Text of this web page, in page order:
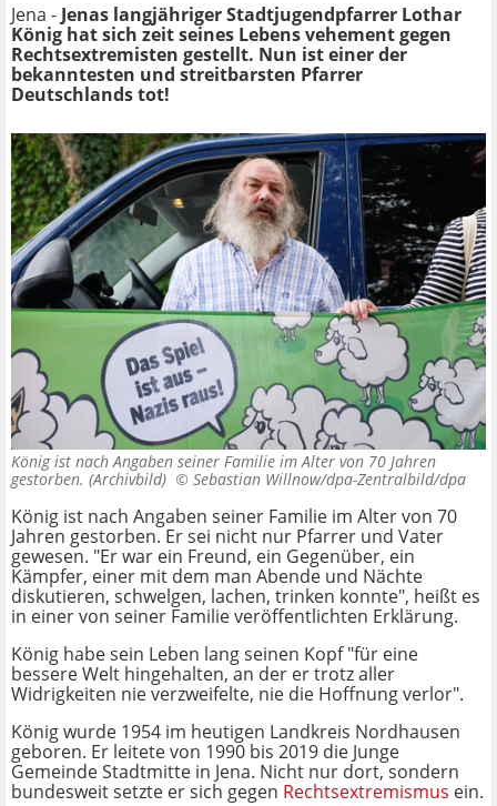
Jena - Jenas langjähriger Stadtjugendpfarrer Lothar
König hat sich zeit seines Lebens vehement gegen
Rechtsextremisten gestellt. Nun ist einer der
bekanntesten und streitbarsten Pfarrer
Deutschlands tot!
König ist nach Angaben seiner Familie im Alter von 70 Jahren
gestorben. (Archivbild) © Sebastian Willnow/dpa-Zentralbild/dpa
König ist nach Angaben seiner Familie im Alter von 70
Jahren gestorben. Er sei nicht nur Pfarrer und Vater
gewesen. "Er war ein Freund, ein Gegenüber, ein
Kämpfer, einer mit dem man Abende und Nächte
diskutieren, schwelgen, lachen, trinken konnte", heißt es
in einer von seiner Familie veröffentlichten Erklärung.
König habe sein Leben lang seinen Kopf "für eine
bessere Welt hingehalten, an der er trotz aller
Widrigkeiten nie verzweifelte, nie die Hoffnung verlor".
König wurde 1954 im heutigen Landkreis Nordhausen
geboren. Er leitete von 1990 bis 2019 die Junge
Gemeinde Stadtmitte in Jena. Nicht nur dort, sondern
bundesweit setzte er sich gegen Rechtsextremismus ein.